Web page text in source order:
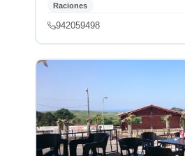
Raciones
942059498